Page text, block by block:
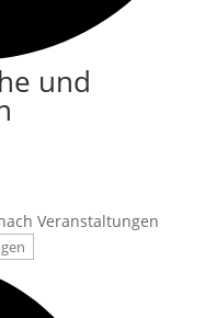
und
Veranstaltungen